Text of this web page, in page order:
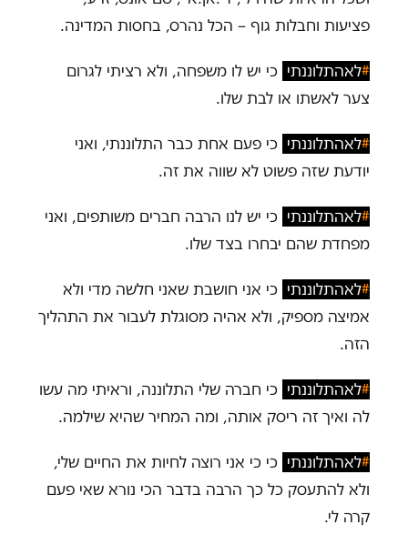
פציעות וחבלות גוף – הכל נהרס, בחסות המדינה.
#לאהתלוננתי כי יש לו משפחה, ולא רציתי לגרום
צער לאשתו או לבת שלו.
#לאהתלוננתי כי פעם אחת כבר התלוננתי, ואני
יודעת שזה פשוט לא שווה את זה.
#לאהתלוננתי כי יש לנו הרבה חברים משותפים, ואני
מפחדת שהם יבחרו בצד שלו.
#לאהתלוננתי כי אני חושבת שאני חלשה מדי ולא
אמיצה מספיק, ולא אהיה מסוגלת לעבור את התהליך
הזה.
#לאהתלוננתי כי חברה שלי התלוננה, וראיתי מה עשו
לה ואיך זה ריסק אותה, ומה המחיר שהיא שילמה.
#לאהתלוננתי כי כי אני רוצה לחיות את החיים שלי,
ולא להתעסק כל כך הרבה בדבר הכי נורא שאי פעם
קרה לי.